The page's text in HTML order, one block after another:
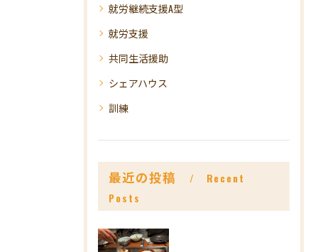
就労継続支援A型
就労支援
共同生活援助
シェアハウス
訓練
最近の投稿
Recent
Posts